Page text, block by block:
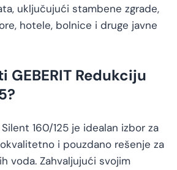
uključujući stambene zgrade,
hotele, bolnice i druge javne
GEBERIT Redukciju
Silent 160/125 je idealan izbor za
i pouzdano rešenje za
voda. Zahvaljujući svojim